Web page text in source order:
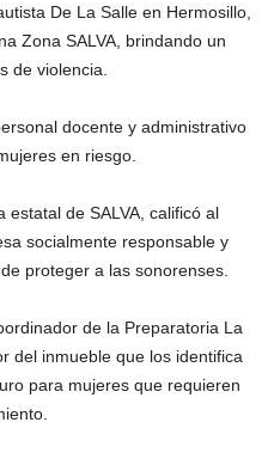
De La Salle en Hermosillo,
Zona SALVA, brindando un
de violencia.
docente y administrativo
en riesgo.
de SALVA, calificó al
socialmente responsable y
proteger a las sonorenses.
de la Preparatoria La
del inmueble que los identifica
para mujeres que requieren